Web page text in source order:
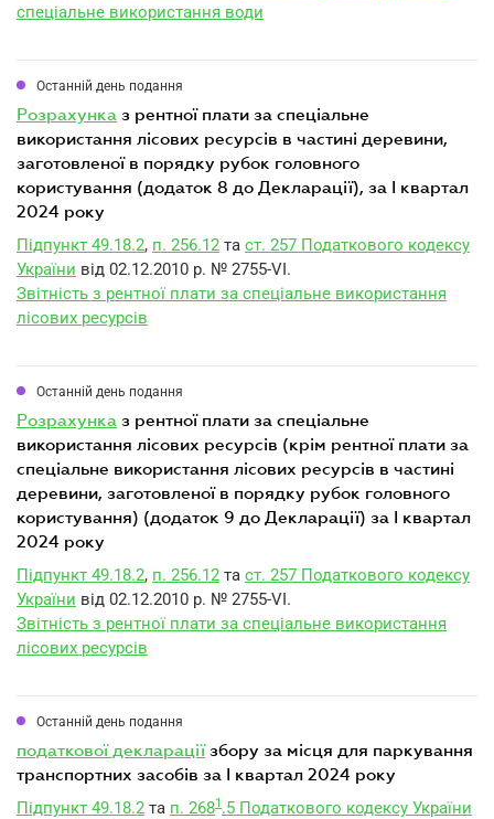
спеціальне використання води
Останній день подання
розрахунка з рентної плати за спеціальне
використання лісових ресурсів в частині деревини,
заготовленої в порядку рубок головного
користування (додаток 8 до Декларації), за I квартал
2024 року
Підпункт 49.18.2, п. 256.12 та ст. 257 Податкового кодексу
України від 02.12.2010 р. № 2755-VI.
Звітність з рентної плати за спеціальне використання
лісових ресурсів
Останній день подання
розрахунка з рентної плати за спеціальне
використання лісових ресурсів (крім рентної плати за
спеціальне використання лісових ресурсів в частині
деревини, заготовленої в порядку рубок головного
користування) (додаток 9 до Декларації) за I квартал
2024 року
Підпункт 49.18.2, п. 256.12 та ст. 257 Податкового кодексу
України від 02.12.2010 р. № 2755-VI.
Звітність з рентної плати за спеціальне використання
лісових ресурсів
Останній день подання
податкової декларації збору за місця для паркування
транспортних засобів за I квартал 2024 року
Підпункт 49.18.2 та п. 2681 .5 Податкового кодексу України